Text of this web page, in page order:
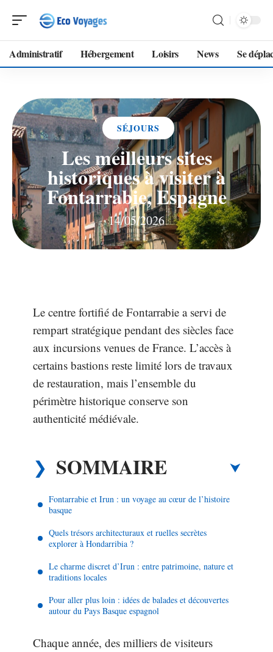
Administratif Hébergement Loisirs News Se
SÉJOURS
Les meilleurs sites
historiques à visiter à
Fontarrabie, Espagne
14/05/2026
Le centre fortifié de Fontarrabie a servi de
rempart stratégique pendant des siècles face
aux incursions venues de France. L’accès à
certains bastions reste limité lors de travaux
de restauration, mais l’ensemble du
périmètre historique conserve son
authenticité médiévale.
SOMMAIRE
Fontarrabie et Irun : un voyage au cœur de l’histoire
basque
Quels trésors architecturaux et ruelles secrètes
explorer à Hondarribia ?
Le charme discret d’Irun : entre patrimoine, nature et
traditions locales
Pour aller plus loin : idées de balades et découvertes
autour du Pays Basque espagnol
Chaque année, des milliers de visiteurs